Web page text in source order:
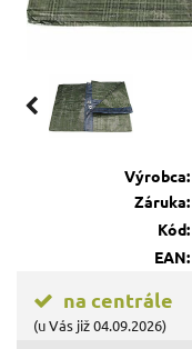
Výrobca:
Záruka:
Kód:
EAN:
na centrále
(u Vás již 04.09.2026)